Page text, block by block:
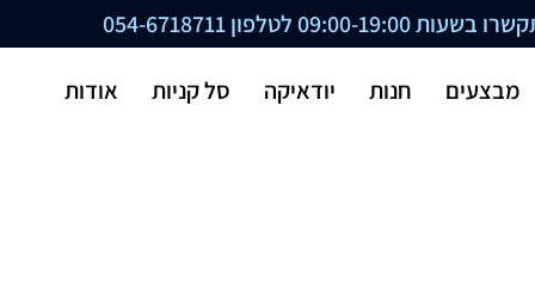
09:00-19:00 לטלפון 054-6718711
מבצעים חנות יודאיקה סל קניות אודות